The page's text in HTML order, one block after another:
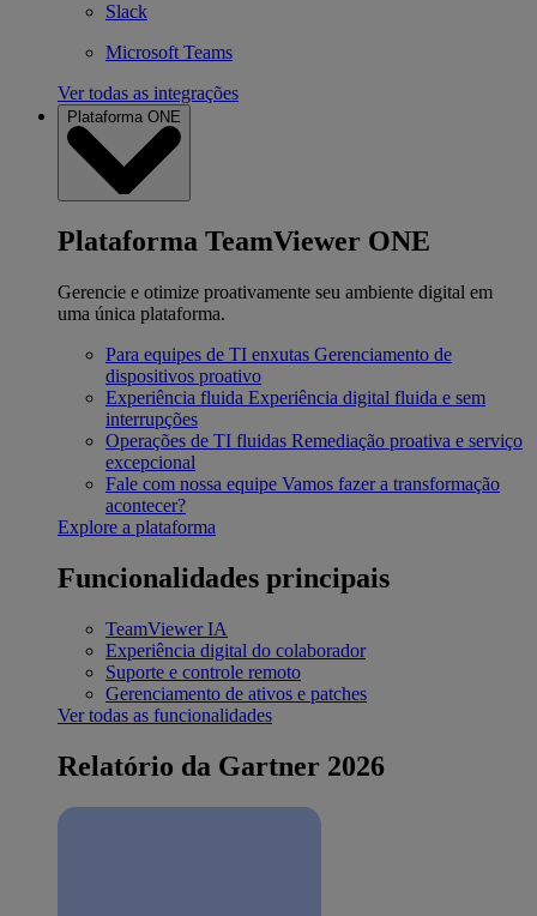
Slack
Microsoft Teams
Ver todas as integrações
Plataforma ONE
Plataforma TeamViewer ONE
Gerencie e otimize proativamente seu ambiente digital em
uma única plataforma.
Para equipes de TI enxutas Gerenciamento de
dispositivos proativo
Experiência fluida Experiência digital fluida e sem
interrupções
Operações de TI fluidas Remediação proativa e serviço
excepcional
Fale com nossa equipe Vamos fazer a transformação
acontecer?
Explore a plataforma
Funcionalidades principais
TeamViewer IA
Experiência digital do colaborador
Suporte e controle remoto
Gerenciamento de ativos e patches
Ver todas as funcionalidades
Relatório da Gartner 2026